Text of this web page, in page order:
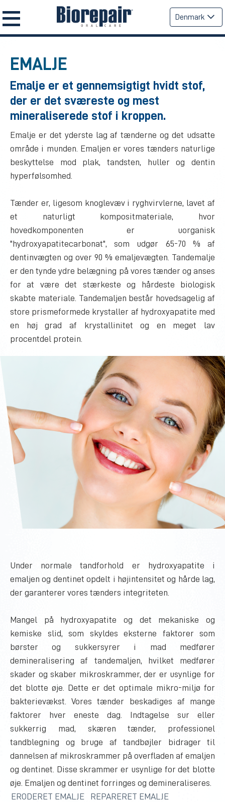
Denmark
EMALJE
Emalje er et gennemsigtigt hvidt stof,
der er det sværeste og mest
mineraliserede stof i kroppen.
Emalje er det yderste lag af tænderne og det udsatte
område i munden. Emaljen er vores tænders naturlige
beskyttelse mod plak, tandsten, huller og dentin
hyperfølsomhed.
Tænder er, ligesom knoglevæv i ryghvirvlerne, lavet af
et naturligt kompositmateriale, hvor
hovedkomponenten er uorganisk
"hydroxyapatitecarbonat", som udgør 65-70 % af
dentinvægten og over 90 % emaljevægten. Tandemalje
er den tynde ydre belægning på vores tænder og anses
for at være det stærkeste og hårdeste biologisk
skabte materiale. Tandemaljen består hovedsagelig af
store prismeformede krystaller af hydroxyapatite med
en høj grad af krystallinitet og en meget lav
procentdel protein.
Under normale tandforhold er hydroxyapatite i
emaljen og dentinet opdelt i højintensitet og hårde lag,
der garanterer vores tænders integriteten.
Mangel på hydroxyapatite og det mekaniske og
kemiske slid, som skyldes eksterne faktorer som
børster og sukkersyrer i mad medfører
demineralisering af tandemaljen, hvilket medfører
skader og skaber mikroskrammer, der er usynlige for
det blotte øje. Dette er det optimale mikro-miljø for
bakterievækst. Vores tænder beskadiges af mange
faktorer hver eneste dag. Indtagelse sur eller
sukkerrig mad, skæren tænder, professionel
tandblegning og bruge af tandbøjler bidrager til
dannelsen af mikroskrammer på overfladen af emaljen
og dentinet. Disse skrammer er usynlige for det blotte
øje. Emaljen og dentinet forringes og demineraliseres.
ERODERET EMALJE
REPARERET EMALJE